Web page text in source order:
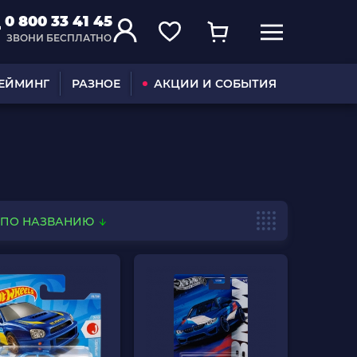
0 800 33 41 45
ЗВОНИ БЕСПЛАТНО
РАЗНОЕ АКЦИИ И СОБЫТИЯ
ПО НАЗВАНИЮ